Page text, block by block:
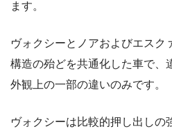
ます。
ヴォクシーとノアおよびエスク
構造の殆どを共通化した車で、
外観上の一部の違いのみです。
ヴォクシーは比較的押し出しの